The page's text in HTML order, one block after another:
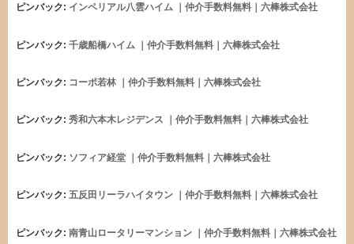
ピンバック: インペリアル八雲ハイム ｜仲介手数料無料｜六棒株式会社
ピンバック: 千歳船橋ハイム ｜仲介手数料無料｜六棒株式会社
ピンバック: コーポ若林 ｜仲介手数料無料｜六棒株式会社
ピンバック: 秀和六本木レジデンス ｜仲介手数料無料｜六棒株式会社
ピンバック: ソフィア経堂 ｜仲介手数料無料｜六棒株式会社
ピンバック: 五反田リーラハイタウン ｜仲介手数料無料｜六棒株式会社
ピンバック: 南青山ロータリーマンション ｜仲介手数料無料｜六棒株式会社